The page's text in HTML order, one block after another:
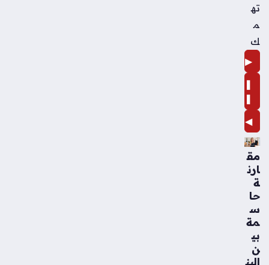
ته
م
ك
▶
❚
❚
◀
مق
ارن
ة
حا
س
مة
بي
ن
البن